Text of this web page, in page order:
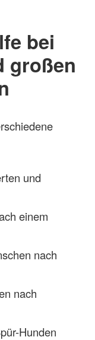
bei
großen
und
einem
nach
nach
Hunden